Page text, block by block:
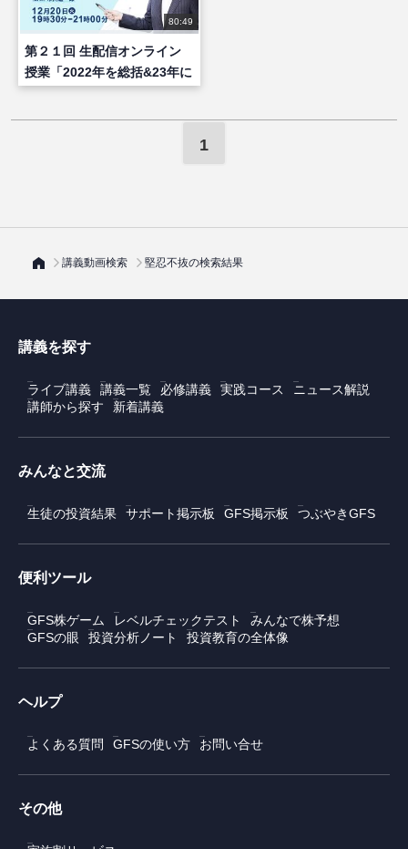
80:49
第２１回 生配信オンライン
授業「2022年を総括&23年に
向けて先を読む！」
1
講義動画検索 堅忍不抜の検索結果
講義を探す
ライブ講義 講義一覧 必修講義 実践コース
ニュース解説
講師から探す
新着講義
みんなと交流
生徒の投資結果 サポート掲示板 GFS掲示板 つぶやきGFS
便利ツール
GFS株ゲーム レベルチェックテスト
みんなで株予想
GFSの眼
投資分析ノート 投資教育の全体像
ヘルプ
よくある質問 GFSの使い方 お問い合せ
その他